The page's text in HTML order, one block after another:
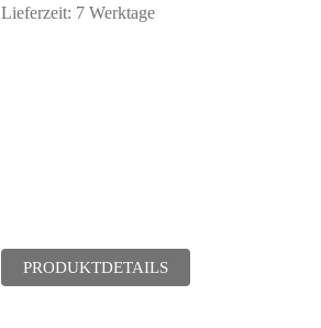
Lieferzeit: 7 Werktage
PRODUKTDETAILS